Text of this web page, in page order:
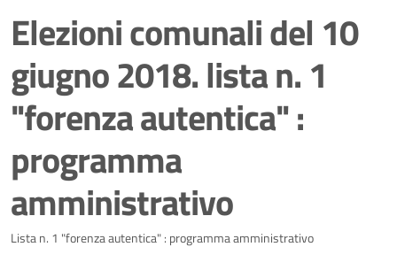
Elezioni comunali del 10
giugno 2018. lista n. 1
"forenza autentica" :
programma
amministrativo
Dettagli della notizia
Lista n. 1 "forenza autentica" : programma amministrativo